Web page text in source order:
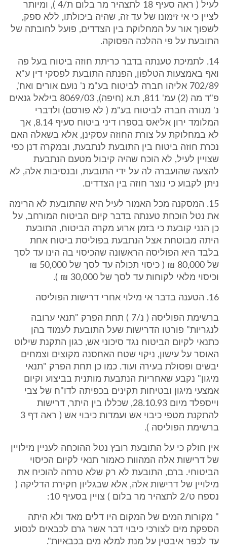
לעיל ( ראה סעיף 18 לתצהיר מר בלום ת/4 ), ומיותר
לציין כי אי זימונו של עד זה, שהיה ביכולתו, ללא ספק,
לשפוך אור על המחלוקת בין הצדדים, פועל לחובתה של
התובעת על פי ההלכה הפסוקה.
14. לתמיכת טענתה בדבר כריתת חוזה ביטוח בעל פה
ואף באמצעות הטלפון, הפנתה התובעת לפסקי דין ע"א
702/89 אליהו חברה לביטוח בע"מ נ' נועם אורים ואח',
פ"ד מה (2) עמ' 811, ת.א (חיפה), 8069/03 בילאל גנאים
נ' מנורה חברה לביטוח בע"מ ( לא פורסם) ולדברי
המלומד ירון אליאס בספרו דיני ביטוח סעיף 8.14, אך
לא במחלוקת על צורת החוזה עסקינן, אלא בשאלה האם
נכרת חוזה ביטוח בין התובעת לנתבעת, ובמקרה דנן כפי
שצויין לעיל, לא הוכח שהיה קיבול מטעם הנתבעת
להצעה שהועברה לה על ידי התובעת, ובנסיבות אלה, לא
ניתן לקבוע כי נוצר חוזה בין הצדדים.
15. המסקנה מכל האמור לעיל היא שהתובעת לא הרימה
את נטל הוכחת טענתה בדבר קיום הביטוח המורחב, על
כן הנני קובעת כי בזמן ארוע מקרה הביטוח, התובעת
היתה מבוטחת אצל הנתבעת בפוליסת ביטוח אחת
בלבד היא הפוליסה הראשונה שהכיסוי בה הינו עד לסך
של 80,000 ₪ ( כיסוי תכולה עד לסך של 50,000 ₪
וכיסוי מלאי לקוחות עד לסך של 30,000 ₪ ).
16. הטענה בדבר אי מילוי אחרי דרישות הפוליסה
ברשימת הפוליסה ( נ/7 ) תחת הפרק "תנאי ערובה
לנגריות" פורטו הדרישות שעל התובעת לעמוד בהן
כתנאי לקיום הביטוח נגד סיכוני אש, כגון התקנת שילוט
האוסר על עישון, ניקוי שטח האחסנה מקוצים וצמחים
יבשים ופסולת בעירה ועוד. כמו כן תחת הפרק "תנאי
מיגון" נקבע שאחריות הנתבעת מותנית בביצוע וקיום
אמצעי מיגון ובטיחות תקינים בכפיתה לדו"ח של צבי
וייספלד מיום 28.10.93, שכללו בין היתר, דרישות
להתקנת מטפי כיבוי אש ועמדות כיבוי אש ( ראה דף 3
ברשימת הפוליסה ).
אין חולק כי על התובעת רובץ נטל ההוכחה לעניין מילויין
של דרישות אלה המהוות כאמור תנאי לקיום הכיסוי
הביטוחי. ברם, התובעת לא רק שלא טרחה להוכיח את
מילויין של דרישות אלה, אלא שבגליון חקירת הדליקה (
נספח ט/2 לתצהיר מר בלום ) צויין בסעיף 10:
" מקורות המים של המקום היו דלים מאד ולא היתה
הספקת מים לצורכי כיבוי דבר אשר גרם לכבאים לנסוע
עד לכפר איבטין על מנת למלא מים בכבאיות".